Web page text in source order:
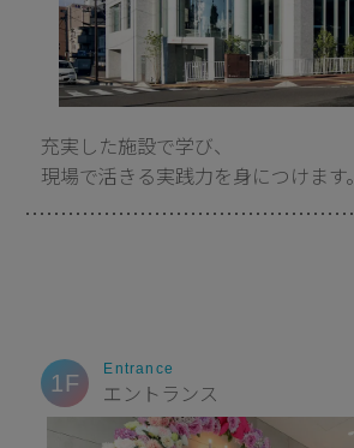
充実した施設で学び、
現場で活きる実践力を身につけます。
1F
Entrance
エントランス